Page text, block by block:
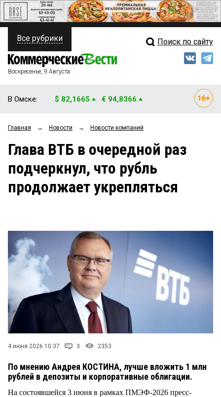
ПОЛИТИКА
ФИНАНСЫ
ОБЩЕСТВО
ЗАКОН
НОВОСТИ КОМПАНИЙ
Свежий выпуск
Мнения
Рейтинги
Блоги
Архив
Все рубрики Поиск по сайту
Воскресенье, 9 Августа
В Омске: $ 82,1665 € 94,8366
Главная → Новости → Новости компаний
Глава ВТБ в очередной раз
подчеркнул, что рубль
продолжает укрепляться
4 июня 2026 10:37 3 2353
По мнению Андрея КОСТИНА, лучше вложить 1 млн
рублей в депозиты и корпоративные облигации.
На состоявшейся 3 июня в рамках ПМЭФ-2026 пресс-